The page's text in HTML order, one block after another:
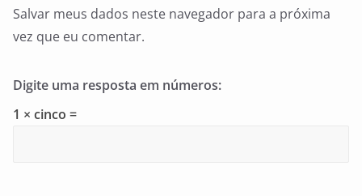
Salvar meus dados neste navegador para a próxima
vez que eu comentar.
Digite uma resposta em números:
1 × cinco =